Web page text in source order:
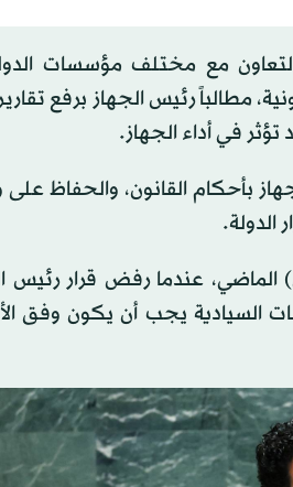
التعاون مع مختلف مؤسسات
مطالباً رئيس الجهاز برفع
في أداء الجهاز.
بأحكام القانون، والحفاظ
الدولة.
الماضي، عندما رفض قرار
السيادية يجب أن يكون وفق